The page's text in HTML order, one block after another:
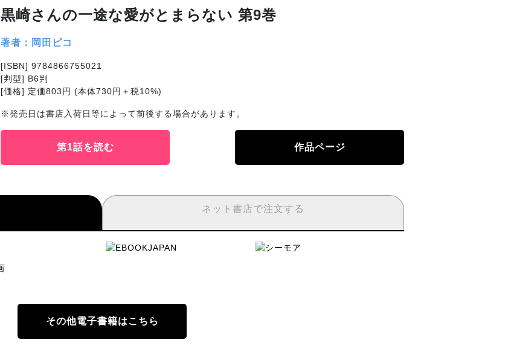
黒崎さんの一途な愛がとまらない 第9巻
著者：岡田ピコ
[ISBN] 9784866755021
[判型] B6判
[価格] 定価803円 (本体730円＋税10%)
※発売日は書店入荷日等によって前後する場合があります。
第1話を読む 作品ページ
ネット書店で注文する
その他電子書籍はこちら